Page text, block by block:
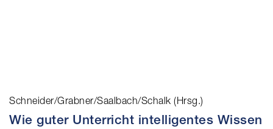
Schneider/Grabner/Saalbach/Schalk (Hrsg.)
Wie guter Unterricht intelligentes Wissen